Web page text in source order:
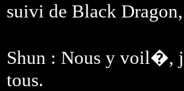
suivi de Black
Shun : Nous y voil�,
tous.